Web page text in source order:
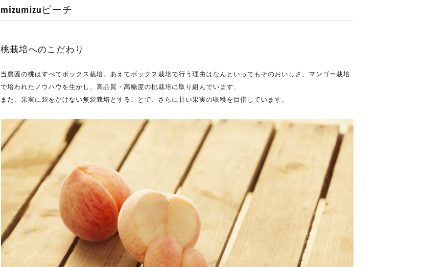
mizumizuピーチ
桃栽培へのこだわり
当農園の桃はすべてボックス栽培。あえてボックス栽培で行う理由はなんといってもそのおいしさ。マンゴー栽培
で培われたノウハウを生かし、高品質・高糖度の桃栽培に取り組んでいます、
また、果実に袋をかけない無袋栽培とすることで、さらに甘い果実の収穫を目指しています。